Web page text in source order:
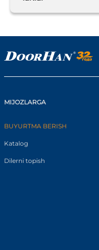
MIJOZLARGA
BUYURTMA BERISH
Katalog
Dilerni topish